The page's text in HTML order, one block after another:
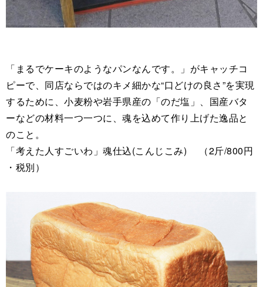
「まるでケーキのようなパンなんです。」がキャッチコ
ピーで、同店ならではのキメ細かな“口どけの良さ”を実現
するために、小麦粉や岩手県産の「のだ塩」、国産バタ
ーなどの材料一つ一つに、魂を込めて作り上げた逸品と
のこと。
「考えた人すごいわ」魂仕込(こんじこみ) （2斤/800円
・税別）